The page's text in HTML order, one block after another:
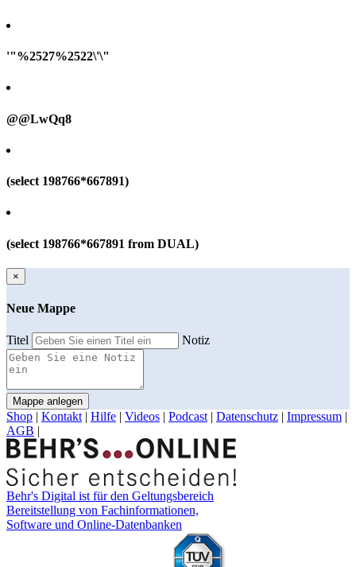
'"%2527%2522\'\"
@@LwQq8
(select 198766*667891)
(select 198766*667891 from DUAL)
×
Neue Mappe
Titel Notiz
Mappe anlegen
Shop | Kontakt | Hilfe | Videos | Podcast | Datenschutz | Impressum |
AGB |
Behr's Digital ist für den Geltungsbereich
Bereitstellung von Fachinformationen,
Software und Online-Datenbanken